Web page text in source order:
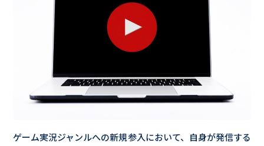
ゲーム実況ジャンルへの新規参入において、自身が発信する